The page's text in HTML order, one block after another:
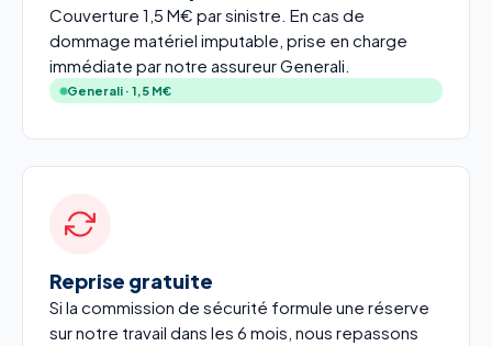
Couverture 1,5 M€ par sinistre. En cas de
dommage matériel imputable, prise en charge
immédiate par notre assureur Generali.
Generali · 1,5 M€
Reprise gratuite
Si la commission de sécurité formule une réserve
sur notre travail dans les 6 mois, nous repassons